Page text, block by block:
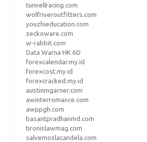
tunnellracing.com
wolfriveroutfitters.com
youzhieducation.com
zeckoware.com
w-rabbit.com
Data Warna HK 6D
forexcalendar.my.id
forexcost.my.id
forexcracked.my.id
austinmgarner.com
awinterromance.com
awppgh.com
basantpradhanmd.com
bronislawmag.com
salvemoslacandela.com